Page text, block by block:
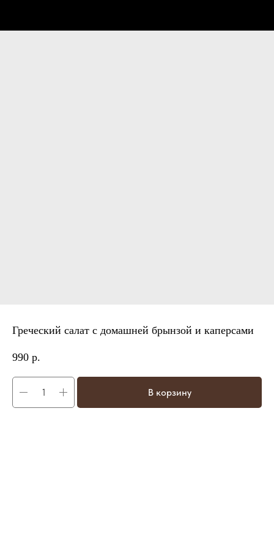
Греческий салат с домашней брынзой и каперсами
990 р.
В корзину